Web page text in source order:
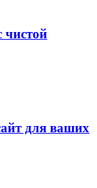
чистой
для ваших